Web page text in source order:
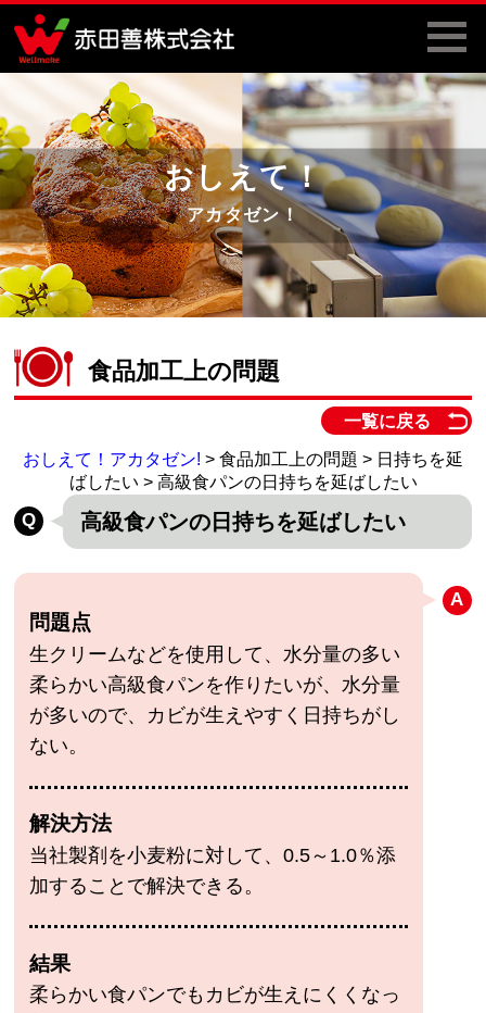
おしえて！
アカタゼン！
食品加工上の問題
一覧に戻る
おしえて！アカタゼン! > 食品加工上の問題 > 日持ちを延
ばしたい > 高級食パンの日持ちを延ばしたい
高級食パンの日持ちを延ばしたい
問題点
生クリームなどを使用して、水分量の多い
柔らかい高級食パンを作りたいが、水分量
が多いので、カビが生えやすく日持ちがし
ない。
解決方法
当社製剤を小麦粉に対して、0.5～1.0％添
加することで解決できる。
結果
柔らかい食パンでもカビが生えにくくなっ